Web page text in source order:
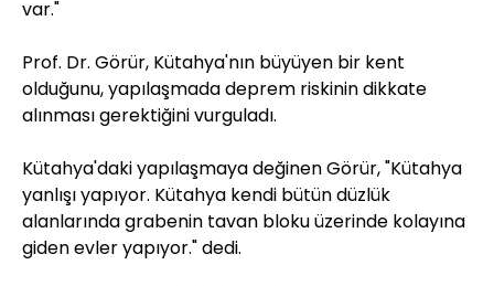
var."
Prof. Dr. Görür, Kütahya'nın büyüyen bir kent
olduğunu, yapılaşmada deprem riskinin dikkate
alınması gerektiğini vurguladı.
Kütahya'daki yapılaşmaya değinen Görür, "Kütahya
yanlışı yapıyor. Kütahya kendi bütün düzlük
alanlarında grabenin tavan bloku üzerinde kolayına
giden evler yapıyor." dedi.